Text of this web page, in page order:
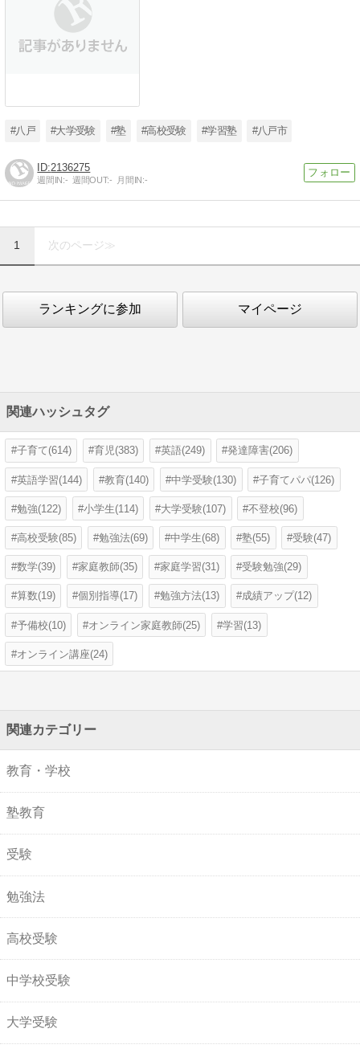
#八戸 #大学受験 #塾 #高校受験 #学習塾 #八戸市
2136275
週間IN:- 週間OUT:- 月間IN:-
1 次のページ≫
ランキングに参加 マイページ
関連ハッシュタグ
子育て(614) 育児(383) 英語(249) 発達障害(206)
英語学習(144) 教育(140) 中学受験(130) 子育てパパ(126)
勉強(122) 小学生(114) 大学受験(107) 不登校(96)
高校受験(85) 勉強法(69) 中学生(68) 塾(55) 受験(47)
数学(39) 家庭教師(35) 家庭学習(31) 受験勉強(29)
算数(19) 個別指導(17) 勉強方法(13) 成績アップ(12)
予備校(10) オンライン家庭教師(25) 学習(13)
オンライン講座(24)
関連カテゴリー
教育・学校
塾教育
受験
勉強法
高校受験
中学校受験
大学受験